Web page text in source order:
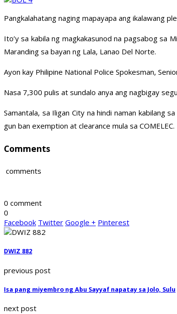
Pangkalahatang naging mapayapa ang ikalawang
Ito’y sa kabila ng magkakasunod na pagsabog sa
Maranding sa bayan ng Lala, Lanao Del Norte.
Ayon kay Philipine National Police Spokesman,
Nasa 7,300 pulis at sundalo anya ang nagbigay
Samantala, sa Iligan City na hindi naman kabilang
gun ban exemption at clearance mula sa COMELEC.
Comments
comments
0 comment
0
Facebook Twitter Google + Pinterest
DWIZ 882
previous post
Isa pang miyembro ng Abu Sayyaf napatay sa Jolo, Sulu
next post